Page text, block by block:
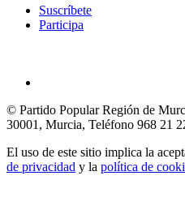
Suscríbete
Participa
© Partido Popular Región de
30001, Murcia, Teléfono 968 21
El uso de este sitio implica la
de privacidad y la política de